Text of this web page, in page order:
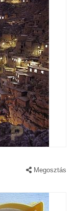
Megosztás